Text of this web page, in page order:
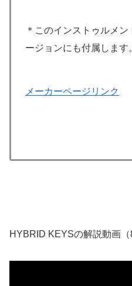
＊このインストゥルメ
ージョンにも付属します
メーカーページリンク
HYBRID KEYSの解説動画